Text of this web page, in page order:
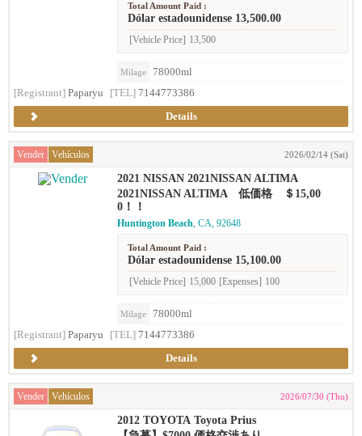
Total Amount Paid :
Dólar estadounidense 13,500.00
[Vehicle Price] 13,500
Milage
78000ml
[Registrant] Paparyu [TEL] 7144773386
Details
Vender Vehículos 2026/02/14 (Sat)
2021 NISSAN 2021NISSAN ALTIMA
2021NISSAN ALTIMA 低価格 ＄15,00
0！！
Huntington Beach, CA, 92648
Total Amount Paid :
Dólar estadounidense 15,100.00
[Vehicle Price] 15,000 [Expenses] 100
Milage
78000ml
[Registrant] Paparyu [TEL] 7144773386
Details
Vender Vehículos 2026/07/30 (Thu)
2012 TOYOTA Toyota Prius